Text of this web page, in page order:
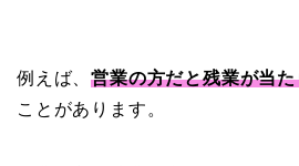
例えば、営業の方だと残業が当
ことがあります。